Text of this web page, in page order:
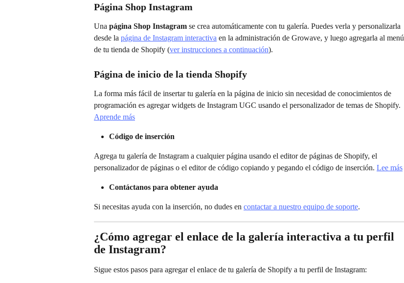
Página Shop Instagram
Una página Shop Instagram se crea automáticamente con tu galería. Puedes verla y personalizarla
desde la página de Instagram interactiva en la administración de Growave, y luego agregarla al menú
de tu tienda de Shopify (ver instrucciones a continuación).
Página de inicio de la tienda Shopify
La forma más fácil de insertar tu galería en la página de inicio sin necesidad de conocimientos de
programación es agregar widgets de Instagram UGC usando el personalizador de temas de Shopify.
Aprende más
Código de inserción
Agrega tu galería de Instagram a cualquier página usando el editor de páginas de Shopify, el
personalizador de páginas o el editor de código copiando y pegando el código de inserción. Lee más
Contáctanos para obtener ayuda
Si necesitas ayuda con la inserción, no dudes en contactar a nuestro equipo de soporte.
¿Cómo agregar el enlace de la galería interactiva a tu perfil
de Instagram?
Sigue estos pasos para agregar el enlace de tu galería de Shopify a tu perfil de Instagram: